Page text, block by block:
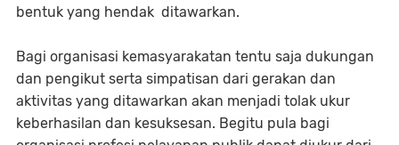
bentuk yang hendak ditawarkan.
Bagi organisasi kemasyarakatan tentu saja dukungan
dan pengikut serta simpatisan dari gerakan dan
aktivitas yang ditawarkan akan menjadi tolak ukur
keberhasilan dan kesuksesan. Begitu pula bagi